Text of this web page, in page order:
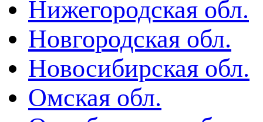
Нижегородская обл.
Новгородская обл.
Новосибирская обл.
Омская обл.